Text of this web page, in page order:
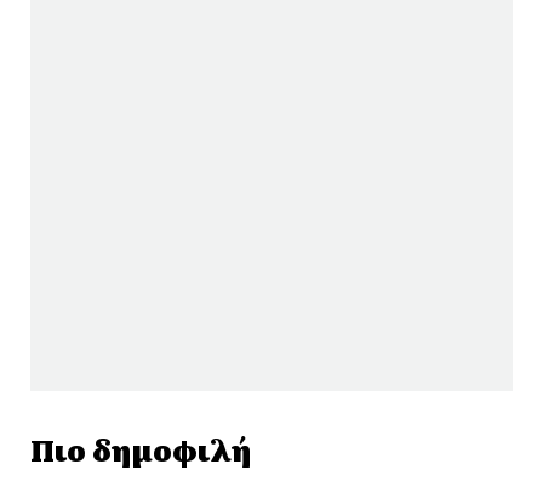
Πιο δημοφιλή